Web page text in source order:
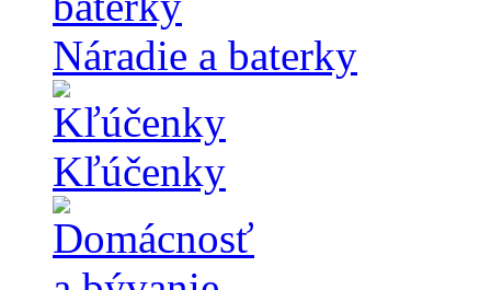
Náradie a baterky
Kľúčenky